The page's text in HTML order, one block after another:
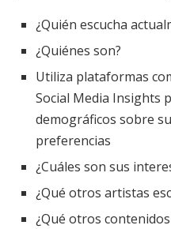
¿Quién escucha
¿Quiénes son?
Utiliza plataformas
Social Media Insights
demográficos sobre
preferencias
¿Cuáles son sus
¿Qué otros artistas
¿Qué otros